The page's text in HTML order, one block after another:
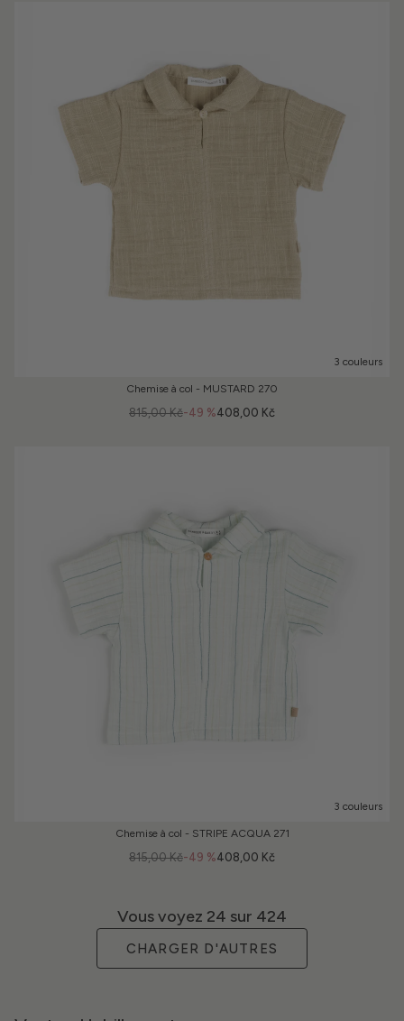
3 couleurs
Chemise à col - MUSTARD 270
-49 %
815,00 Kč 408,00 Kč
3 couleurs
Chemise à col - STRIPE ACQUA 271
-49 %
815,00 Kč 408,00 Kč
Vous voyez 24 sur 424
CHARGER D'AUTRES